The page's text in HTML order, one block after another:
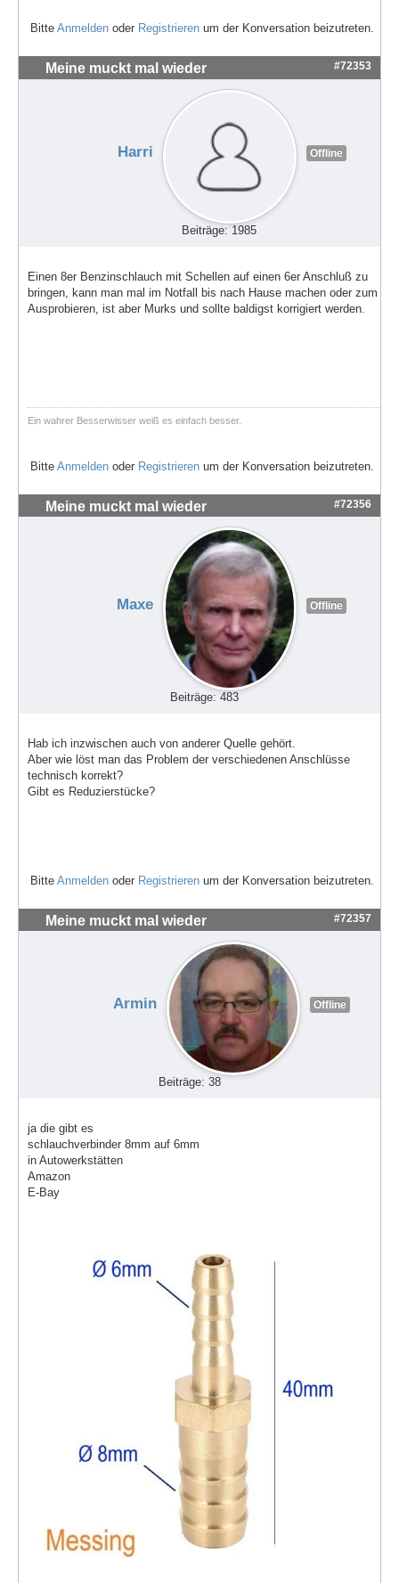
Bitte Anmelden oder Registrieren um der Konversation beizutreten.
Meine muckt mal wieder #72353
Harri Offline
Beiträge: 1985
Einen 8er Benzinschlauch mit Schellen auf einen 6er Anschluß zu
bringen, kann man mal im Notfall bis nach Hause machen oder zum
Ausprobieren, ist aber Murks und sollte baldigst korrigiert werden.
Ein wahrer Besserwisser weiß es einfach besser.
Bitte Anmelden oder Registrieren um der Konversation beizutreten.
Meine muckt mal wieder #72356
Maxe Offline
Beiträge: 483
Hab ich inzwischen auch von anderer Quelle gehört.
Aber wie löst man das Problem der verschiedenen Anschlüsse
technisch korrekt?
Gibt es Reduzierstücke?
Bitte Anmelden oder Registrieren um der Konversation beizutreten.
Meine muckt mal wieder #72357
Armin Offline
Beiträge: 38
ja die gibt es
schlauchverbinder 8mm auf 6mm
in Autowerkstätten
Amazon
E-Bay